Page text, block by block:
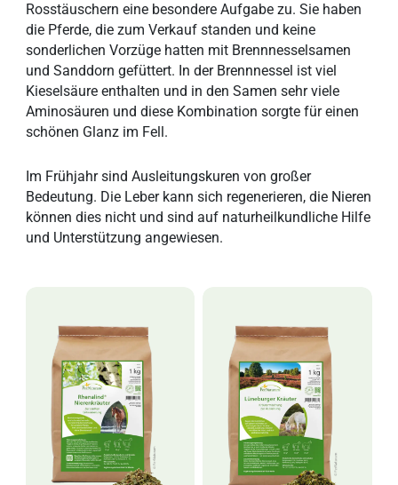
Rosstäuschern eine besondere Aufgabe zu. Sie haben
die Pferde, die zum Verkauf standen und keine
sonderlichen Vorzüge hatten mit Brennnesselsamen
und Sanddorn gefüttert. In der Brennnessel ist viel
Kieselsäure enthalten und in den Samen sehr viele
Aminosäuren und diese Kombination sorgte für einen
schönen Glanz im Fell.
Im Frühjahr sind Ausleitungskuren von großer
Bedeutung. Die Leber kann sich regenerieren, die Nieren
können dies nicht und sind auf naturheilkundliche Hilfe
und Unterstützung angewiesen.